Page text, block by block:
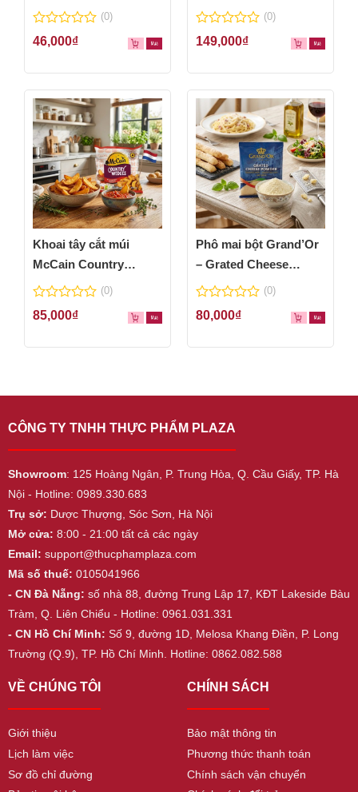
thơm ngon
0
out
5
(0)
46,000₫
0
out
5
(0)
149,000₫
Khoai tây cắt múi
McCain Country
Wedges 600g
0
out
5
(0)
85,000₫
Phô mai bột Grand’Or
– Grated Cheese
Powder 100g
0
out
5
(0)
80,000₫
CÔNG TY TNHH THỰC PHẨM PLAZA
Showroom: 125 Hoàng Ngân, P. Trung Hòa, Q. Cầu Giấy, TP. Hà
Nội - Hotline: 0989.330.683
Trụ sở: Dược Thượng, Sóc Sơn, Hà Nội
Mở cửa: 8:00 - 21:00 tất cả các ngày
Email: support@thucphamplaza.com
Mã số thuế: 0105041966
- CN Đà Nẵng: số nhà 88, đường Trung Lập 17, KĐT Lakeside Bàu
Tràm, Q. Liên Chiểu - Hotline: 0961.031.331
- CN Hồ Chí Minh: Số 9, đường 1D, Melosa Khang Điền, P. Long
Trường (Q.9), TP. Hồ Chí Minh. Hotline: 0862.082.588
VỀ CHÚNG TÔI
Giới thiệu
Lịch làm việc
Sơ đồ chỉ đường
CHÍNH SÁCH
Bảo mật thông tin
Phương thức thanh toán
Chính sách vận chuyển